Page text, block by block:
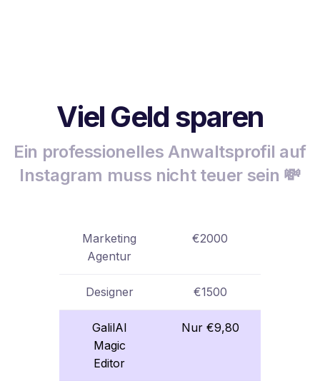
Viel Geld sparen
Ein professionelles Anwaltsprofil auf
Instagram muss nicht teuer sein 💸
Marketing
Agentur
€2000
Designer €1500
GalilAI
Magic
Editor
Nur €9,80